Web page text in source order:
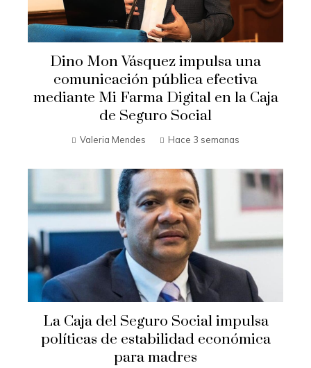
Dino Mon Vásquez impulsa una
comunicación pública efectiva
mediante Mi Farma Digital en la Caja
de Seguro Social
Valeria Mendes Hace 3 semanas
La Caja del Seguro Social impulsa
políticas de estabilidad económica
para madres